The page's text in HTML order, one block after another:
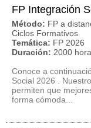
FP Integración
Método: FP a
Ciclos Formativos
Temática: FP 2026
Duración: 2000
Conoce a
Social 2026 .
permiten que
forma cómoda...